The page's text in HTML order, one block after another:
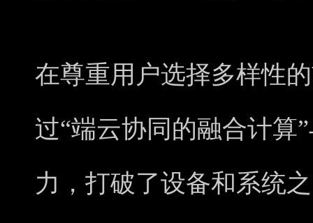
在尊重用户选择多样性
过“端云协同的融合计算
力，打破了设备和系统